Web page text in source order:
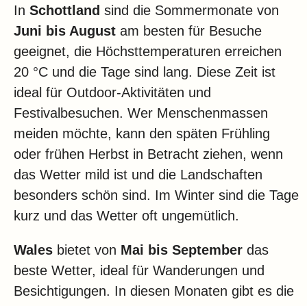
In Schottland sind die Sommermonate von
Juni bis August am besten für Besuche
geeignet, die Höchsttemperaturen erreichen
20 °C und die Tage sind lang. Diese Zeit ist
ideal für Outdoor-Aktivitäten und
Festivalbesuchen. Wer Menschenmassen
meiden möchte, kann den späten Frühling
oder frühen Herbst in Betracht ziehen, wenn
das Wetter mild ist und die Landschaften
besonders schön sind. Im Winter sind die Tage
kurz und das Wetter oft ungemütlich.
Wales bietet von Mai bis September das
beste Wetter, ideal für Wanderungen und
Besichtigungen. In diesen Monaten gibt es die